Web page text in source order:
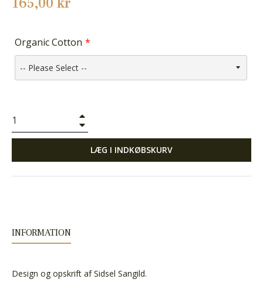
Organic Cotton
LÆG I INDKØBSKURV
INFORMATION
Design og opskrift af Sidsel Sangild.